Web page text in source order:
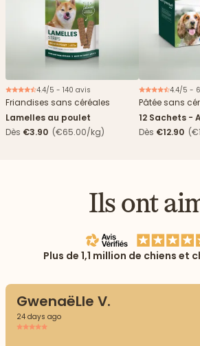
4.4/5 - 140 avis
Friandises sans céréales
Lamelles au poulet
Dès €3.90 (€65.00/kg)
4.4/5 -
Pâtée sans
12 Sachets -
haricots verts
Dès €12.90
Ils ont
Plus de 1,1 million de chiens et
GwenaëLle V.
24 days ago